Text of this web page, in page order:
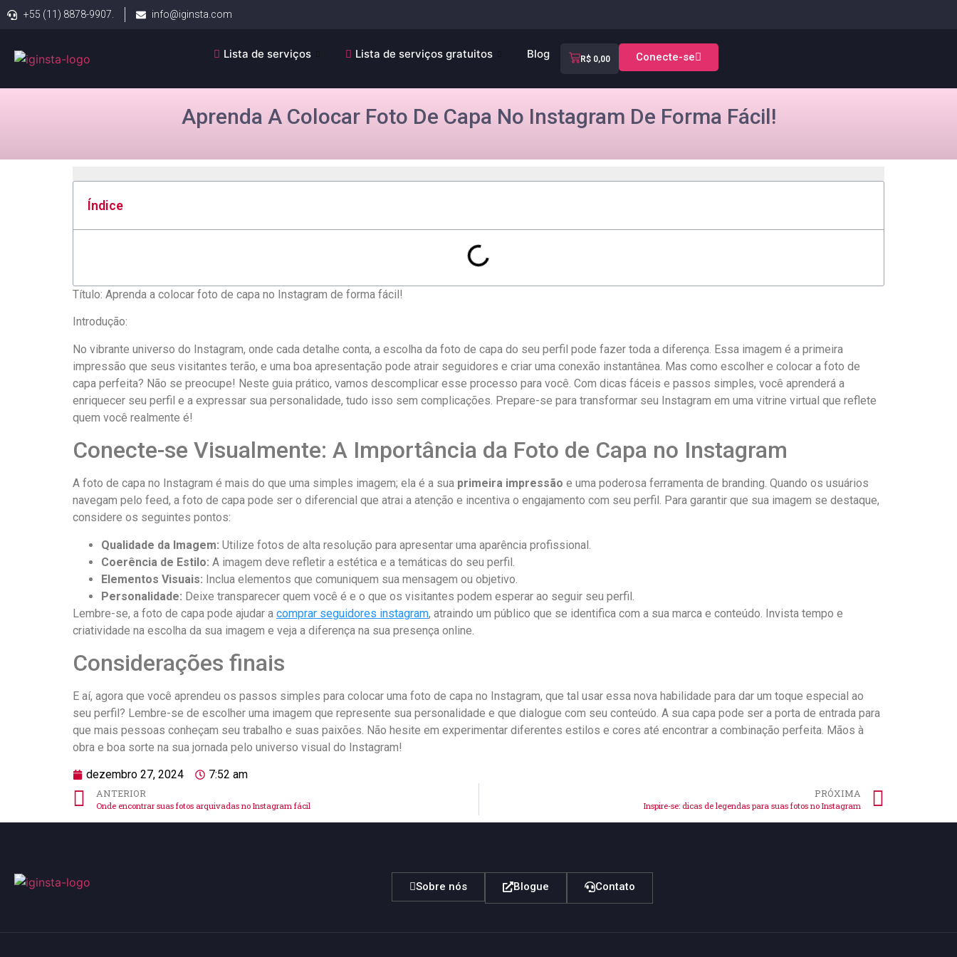
+55 (11) 8878-9907. info@iginsta.com
Lista de serviços Lista de serviços gratuitos Blog R$0,00 Conecte-se
Aprenda A Colocar Foto De Capa No Instagram De Forma Fácil!
Índice
Título: Aprenda ‍a colocar foto de capa no Instagram de forma ⁣fácil!
Introdução:
No vibrante‍ universo​ do ⁢Instagram, onde‍ cada​ detalhe conta, a escolha da foto ‍de ⁤capa do seu ⁣perfil⁤ pode fazer toda a diferença. Essa imagem é a ​primeira‍
impressão que seus visitantes terão,⁣ e uma boa apresentação ⁢pode atrair seguidores e criar ​uma conexão instantânea. Mas ⁣como‌ escolher e colocar a foto ⁤de
capa perfeita?⁤ Não se preocupe! ‍Neste guia‍ prático, vamos descomplicar esse processo⁢ para​ você. ⁢Com dicas fáceis e passos simples, você aprenderá a
‍enriquecer seu perfil e a expressar sua personalidade, tudo isso sem ‌complicações.⁣ Prepare-se para transformar seu Instagram em uma vitrine ⁣virtual​ que⁣ reflete
quem você realmente é!
Conecte-se⁤ Visualmente: A Importância da Foto de Capa no Instagram
A foto de capa‌ no Instagram é mais do que​ uma simples imagem; ela é a​ sua primeira impressão e uma⁢ poderosa ferramenta de branding. Quando os usuários
navegam ⁢pelo feed, a foto de⁢ capa pode ser‍ o diferencial que atrai a​ atenção e ⁣incentiva ⁢o engajamento com seu ⁢perfil.‌ Para garantir que sua imagem ‌se destaque,‍
considere os ​seguintes pontos:
Qualidade da Imagem: Utilize fotos de ‍alta⁢ resolução para​ apresentar uma aparência profissional.
Coerência de Estilo: A imagem deve refletir a estética e a temáticas ‍do⁣ seu perfil.
Elementos Visuais: ⁣Inclua ​elementos‍ que comuniquem sua mensagem ou objetivo.
Personalidade: ​Deixe transparecer quem você é e o que os visitantes podem esperar ao seguir seu perfil.
Lembre-se, a foto de capa pode ajudar a comprar seguidores instagram, atraindo um ‍público que se identifica ⁢com ⁣a sua ⁤marca e conteúdo. Invista tempo e
criatividade na escolha⁢ da sua⁤ imagem‌ e veja a diferença na sua presença online.
Considerações finais
E aí, agora que você aprendeu os ⁤passos⁢ simples para colocar uma foto de capa no Instagram, que tal usar essa ​nova habilidade para​ dar um toque especial ao
seu ⁢perfil? ⁤Lembre-se de escolher uma​ imagem que ⁣represente sua personalidade ​e que dialogue com ⁤seu conteúdo. A ⁢sua capa pode‍ ser a porta de entrada para ​
que mais ⁤pessoas conheçam seu ⁤trabalho e suas paixões. Não‌ hesite em experimentar diferentes estilos‌ e cores até encontrar a combinação perfeita. Mãos à​
obra e boa sorte na sua ⁢jornada ‍pelo universo visual ⁢do Instagram!
dezembro 27, 2024 7:52 am
ANTERIOR
Onde encontrar suas fotos arquivadas no Instagram fácil
PRÓXIMA
Inspire-se: dicas de legendas para suas fotos no Instagram
Sobre nós Blogue Contato